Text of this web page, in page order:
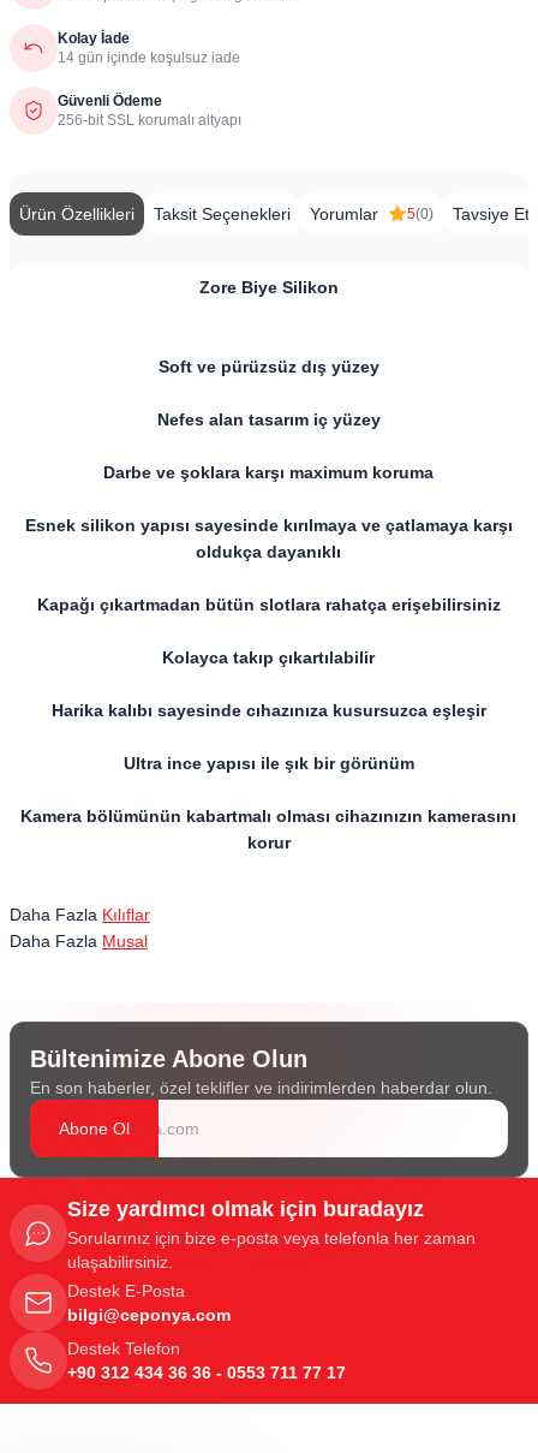
Kolay İade
14 gün içinde koşulsuz iade
Güvenli Ödeme
256-bit SSL korumalı altyapı
Ürün Özellikleri Taksit Seçenekleri Yorumlar 5(0) Tavsiye Et
Zore Biye Silikon
​​Soft ve pürüzsüz dış yüzey
Nefes alan tasarım iç yüzey
Darbe ve şoklara karşı maximum koruma
Esnek silikon yapısı sayesinde kırılmaya ve çatlamaya karşı
oldukça dayanıklı
Kapağı çıkartmadan bütün slotlara rahatça erişebilirsiniz
Kolayca takıp çıkartılabilir
Harika kalıbı sayesinde cıhazınıza kusursuzca eşleşir
Ultra ince yapısı ile şık bir görünüm
Kamera bölümünün kabartmalı olması cihazınızın kamerasını
korur
Daha Fazla Kılıflar
Daha Fazla Musal
Bültenimize Abone Olun
En son haberler, özel teklifler ve indirimlerden haberdar olun.
Abone Ol
Size yardımcı olmak için buradayız
Sorularınız için bize e-posta veya telefonla her zaman
ulaşabilirsiniz.
Destek E-Posta
bilgi@ceponya.com
Destek Telefon
+90 312 434 36 36 - 0553 711 77 17